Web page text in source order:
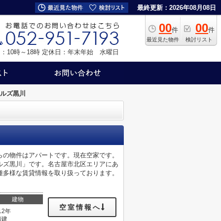
最終更新：2026年08月08日
00件
最近見た物件
00件
検討リスト
10時～18時 定休日：年末年始 水曜日
ズ黒川
物件はアパートです。現在空家です。
黒川」です。名古屋市北区エリアにあ
様な賃貸情報を取り扱っております。
建物
年
建
空室情報へ